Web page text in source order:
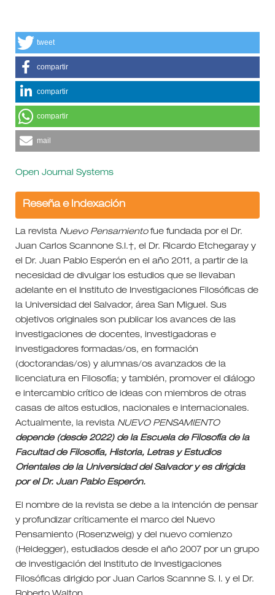
tweet
compartir
compartir
compartir
mail
Open Journal Systems
Reseña e Indexación
La revista Nuevo Pensamientofue fundada por el Dr.
Juan Carlos Scannone S.I.†, el Dr. Ricardo Etchegaray y
el Dr. Juan Pablo Esperón en el año 2011, a partir de la
necesidad de divulgar los estudios que se llevaban
adelante en el Instituto de Investigaciones Filosóficas de
la Universidad del Salvador, área San Miguel. Sus
objetivos originales son publicar los avances de las
investigaciones de docentes, investigadoras e
investigadores formadas/os, en formación
(doctorandas/os) y alumnas/os avanzados de la
licenciatura en Filosofía; y también, promover el diálogo
e intercambio crítico de ideas con miembros de otras
casas de altos estudios, nacionales e internacionales.
Actualmente, la revista NUEVO PENSAMIENTO
depende (desde 2022) de la Escuela de Filosofía de la
Facultad de Filosofía, Historia, Letras y Estudios
Orientales de la Universidad del Salvador y es dirigida
por el Dr. Juan Pablo Esperón.
El nombre de la revista se debe a la intención de pensar
y profundizar críticamente el marco del Nuevo
Pensamiento (Rosenzweig) y del nuevo comienzo
(Heidegger), estudiados desde el año 2007 por un grupo
de investigación del Instituto de Investigaciones
Filosóficas dirigido por Juan Carlos Scannne S. I. y el Dr.